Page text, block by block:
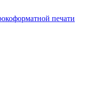
печати